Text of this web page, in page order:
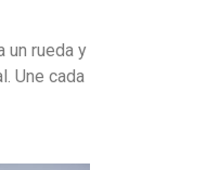
un rueda y
Une cada